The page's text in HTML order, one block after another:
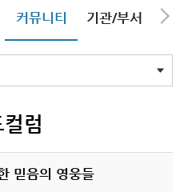
커뮤니티 기관/부서 선
럼
믿음의 영웅들